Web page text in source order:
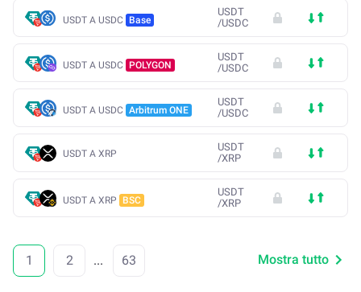
USDT A USDC Base
USDT
/USDC
USDT A USDC POLYGON
USDT
/USDC
USDT A USDC Arbitrum ONE
USDT
/USDC
USDT A XRP
USDT
/XRP
USDT A XRP BSC
USDT
/XRP
1 2 ... 63 Mostra tutto